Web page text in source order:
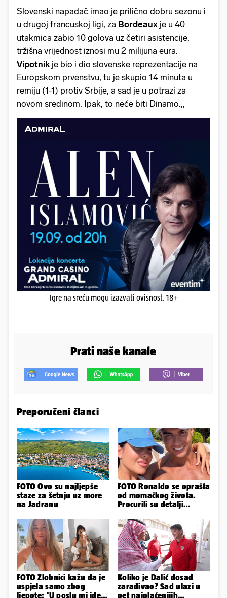
Slovenski napadač imao je prilično dobru sezonu i
u drugoj francuskoj ligi, za Bordeaux je u 40
utakmica zabio 10 golova uz četiri asistencije,
tržišna vrijednost iznosi mu 2 milijuna eura.
Vipotnik je bio i dio slovenske reprezentacije na
Europskom prvenstvu, tu je skupio 14 minuta u
remiju (1-1) protiv Srbije, a sad je u potrazi za
novom sredinom. Ipak, to neće biti Dinamo.,,
Igre na sreću mogu izazvati ovisnost. 18+
Prati naše kanale
Preporučeni članci
FOTO Ovo su najljepše
staze za šetnju uz more
na Jadranu
FOTO Ronaldo se oprašta
od momačkog života.
Procurili su detalji
FOTO Zlobnici kažu da je
uspjela samo zbog
ljepote: 'U poslu mi ide
Koliko je Dalić dosad
zarađivao? Sad ulazi u
pet najplaćenijih